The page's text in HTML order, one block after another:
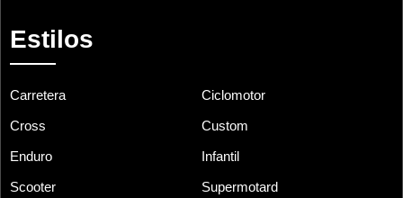
Estilos
Carretera Ciclomotor
Cross Custom
Enduro Infantil
Scooter Supermotard